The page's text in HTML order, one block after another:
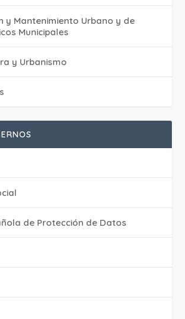
y Mantenimiento Urbano y de
Municipales
y Urbanismo
de Protección de Datos